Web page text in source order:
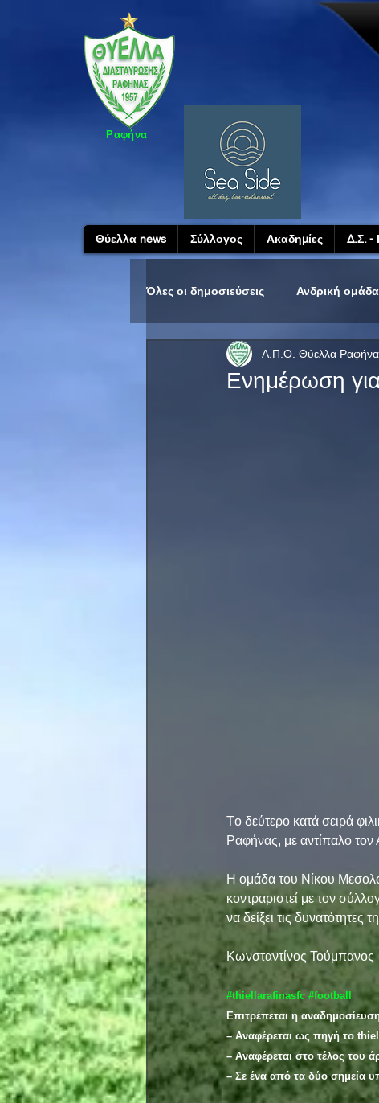
Ραφήνα
Θύελλα news Σύλλογος Ακαδημίες Δ.Σ. -
Όλες οι δημοσιεύσεις Ανδρική ομάδα
Ενημέρωση για
Α.Π.Ο. Θύελλα
Tο δεύτερο κατά σειρά
Ραφήνας, με αντίπαλο τον
Η ομάδα του Νίκου
κοντραριστεί με τον
να δείξει τις
Κωνσταντίνος Τούμπανος
#thiellarafinasfc #football
Επιτρέπεται η
– Αναφέρεται ως πηγή το
– Αναφέρεται στο τέλος του
– Σε ένα από τα δύο σημεία